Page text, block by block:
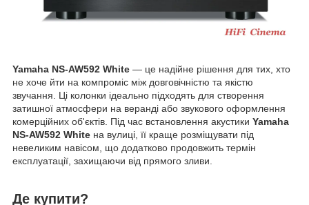
Yamaha NS-AW592 White — це надійне рішення для тих, хто
не хоче йти на компроміс між довговічністю та якістю
звучання. Ці колонки ідеально підходять для створення
затишної атмосфери на веранді або звукового оформлення
комерційних об'єктів. Під час встановлення акустики Yamaha
NS-AW592 White на вулиці, її краще розміщувати під
невеликим навісом, що додатково продовжить термін
експлуатації, захищаючи від прямого зливи.
Де купити?